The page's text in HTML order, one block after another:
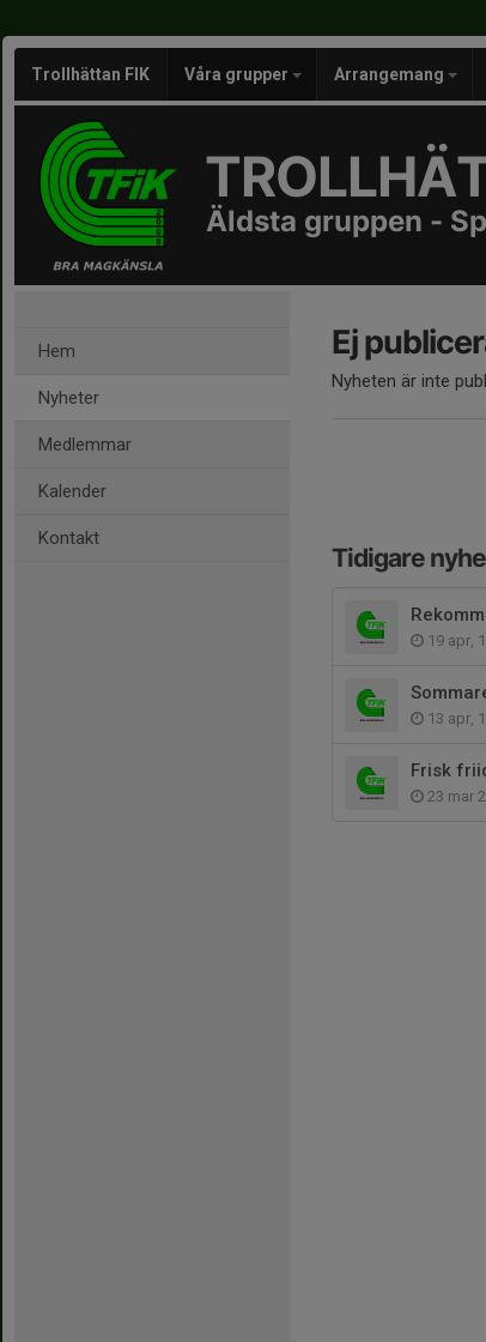
Trollhättan FIK Våra grupper Arrangemang
Äldsta gruppen -
Hem
Nyheter
Medlemmar
Kalender
Kontakt
Ej
Nyheten är inte
Tidigare
19 apr,
13 apr,
Frisk
23 mar